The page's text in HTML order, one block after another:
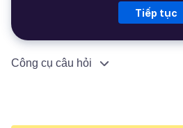
Tiếp tục
Công cụ câu hỏi